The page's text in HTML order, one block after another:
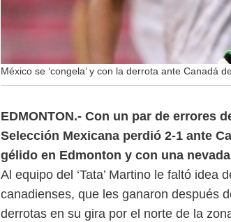
México se ‘congela’ y con la derrota ante Canadá
EDMONTON.- Con un par de errores
Selección Mexicana perdió 2-1 ante
gélido en Edmonton y con una
Al equipo del ‘Tata’ Martino le faltó
canadienses, que les ganaron después
derrotas en su gira por el norte de la